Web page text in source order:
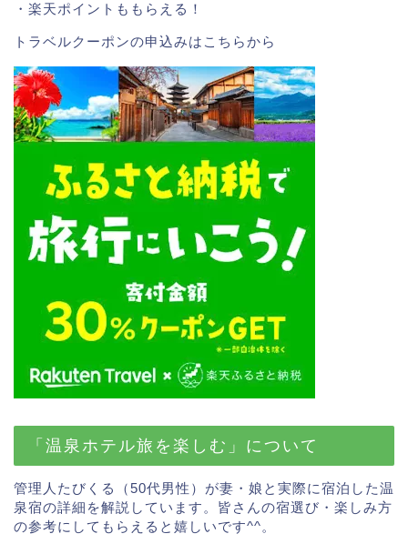
・楽天ポイントももらえる！
トラベルクーポンの申込みはこちらから
「温泉ホテル旅を楽しむ」について
管理人たびくる（50代男性）が妻・娘と実際に宿泊した温
泉宿の詳細を解説しています。皆さんの宿選び・楽しみ方
の参考にしてもらえると嬉しいです^^。